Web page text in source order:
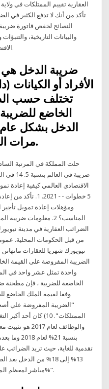
تأكد من أنك لا تدفع الكثير في
النصائح لخفض فاتورة
والبيانات التاريخية،
الاقتصادي - مصر - معدل ضرائب الشركات.
ضريبة الدخل
الأفراد أو
تختلف حسب
الخاضع
الدخل بشكل عام
مرات الدخل الخاضع للضريبة.
حلت المملكة في المرتبة
ضريبة
الاقتصادي العالمي كيفية إعادة
5 خطوات - - 2021.
ومؤهلات إعادة تمويل تأجير
المناسب؟ 2. معلومات
الضرائب العقارية في مدينة
من قبل الحكومات المحلية.
نيويورك شهريا للعقارات
الضريبة المفروضة على القيمة
الخاضعة للضريبة ، فإن مطحنة
"الضريبة المفروضة علي
الممتلكات". 10) كان
والوظائف لعام
بنسبة 21%
13% إلى 18% من
مباشر لمعظم المجموعات الأخرى بنسبة 0.2% إلى 0.6%".